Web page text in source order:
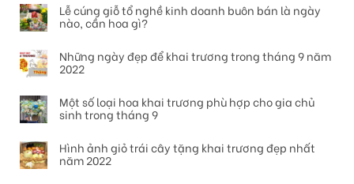
Lễ cúng giỗ tổ nghề kinh doanh buôn bán là ngày
nào, cần hoa gì?
Những ngày đẹp để khai trương trong tháng 9 năm
2022
Một số loại hoa khai trương phù hợp cho gia chủ
sinh trong tháng 9
Hình ảnh giỏ trái cây tặng khai trương đẹp nhất
năm 2022